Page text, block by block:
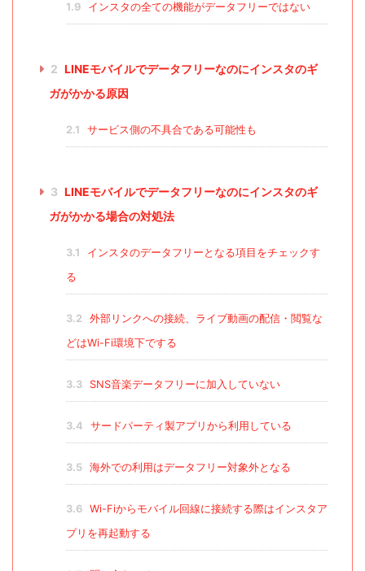
1.9 インスタの全ての機能がデータフリーではない
2 LINEモバイルでデータフリーなのにインスタのギ
ガがかかる原因
2.1 サービス側の不具合である可能性も
3 LINEモバイルでデータフリーなのにインスタのギ
ガがかかる場合の対処法
3.1
インスタのデータフリーとなる項目をチェックす
る
3.2
外部リンクへの接続、ライブ動画の配信・閲覧な
どはWi-Fi環境下でする
3.3 SNS音楽データフリーに加入していない
3.4 サードパーティ製アプリから利用している
3.5 海外での利用はデータフリー対象外となる
3.6
Wi-Fiからモバイル回線に接続する際はインスタア
プリを再起動する